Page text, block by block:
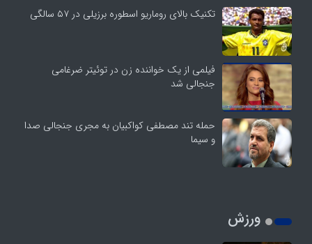
تکنیک بالای روماریو اسطوره برزیلی در ۵۷ سالگی
فیلمی از یک خواننده زن در توئیتر ضرغامی
جنجالی شد
حمله تند مصطفی کواکبیان به مجری جنجالی صدا
و سیما
ورزش